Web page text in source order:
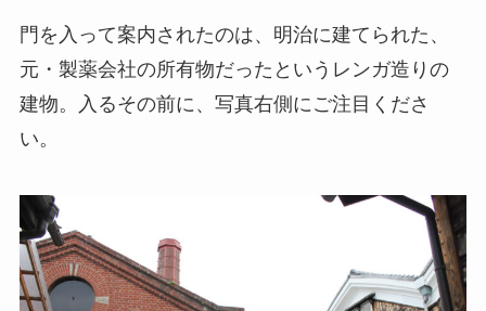
門を入って案内されたのは、明治に建てられた、
元・製薬会社の所有物だったというレンガ造りの
建物。入るその前に、写真右側にご注目くださ
い。